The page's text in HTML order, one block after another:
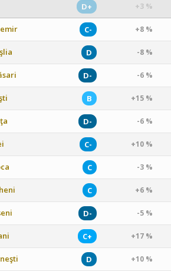
D+ +3 %
C- +8 %
D -8 %
D- -6 %
B +15 %
D- -6 %
C- +10 %
C -3 %
C +6 %
D- -5 %
C+ +17 %
D +10 %